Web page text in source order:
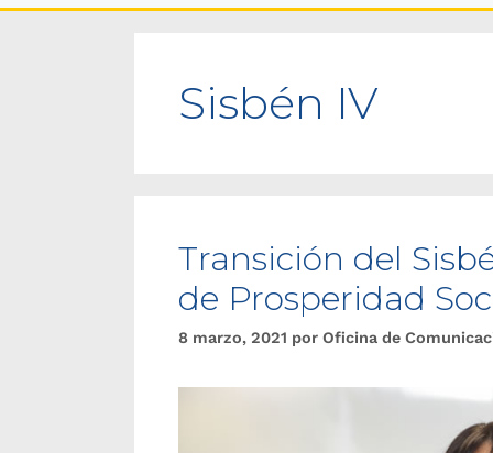
Sisbén IV
Transición del
de Prosperidad
8 marzo, 2021 por Oficina de